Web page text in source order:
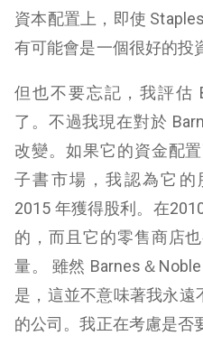
資本配置上，即使
有可能會是一個很好的投
但也不要忘記，我評估
了。不過我現在對於
改變。如果它的資金配
子書市場，我認為它的
2015 年獲得股利。在
的，而且它的零售商店
量。 雖然 Barnes＆
是，這並不意味著我永遠
的公司。我正在考慮是否